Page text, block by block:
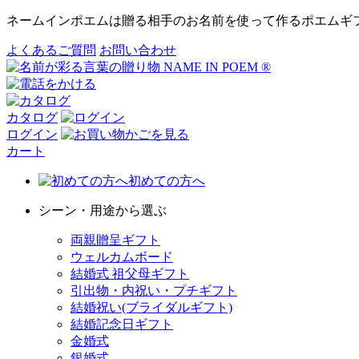
ネームインポエムは贈る相手のお名前を使って作るポエムギ
よくあるご質問 お問い合わせ
カタログ
ログイン
カート
初めての方へ
シーン・用途から選ぶ
両親贈呈ギフト
ウェルカムボード
結婚式 祖父母ギフト
引出物・内祝い・プチギフト
結婚祝い(ブライダルギフト)
結婚記念日ギフト
金婚式